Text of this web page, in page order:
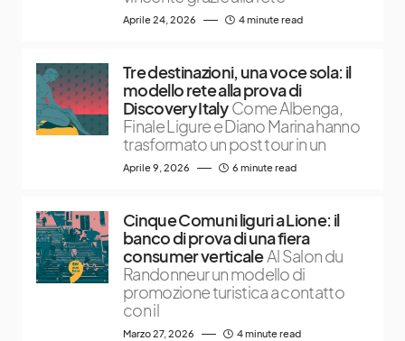
Aprile 24, 2026 4 minute read
Tre destinazioni, una voce sola: il
modello rete alla prova di
Discovery Italy Come Albenga,
Finale Ligure e Diano Marina hanno
trasformato un post tour in un
Aprile 9, 2026 6 minute read
Cinque Comuni liguri a Lione: il
banco di prova di una fiera
consumer verticale Al Salon du
Randonneur un modello di
promozione turistica a contatto
con il
Marzo 27, 2026 4 minute read